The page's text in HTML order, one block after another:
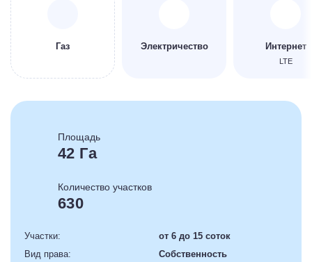
Газ Электричество Интернет
LTE
Площадь
42 Га
Количество участков
630
Участки:
от 6 до 15 соток
Вид права:
Собственность